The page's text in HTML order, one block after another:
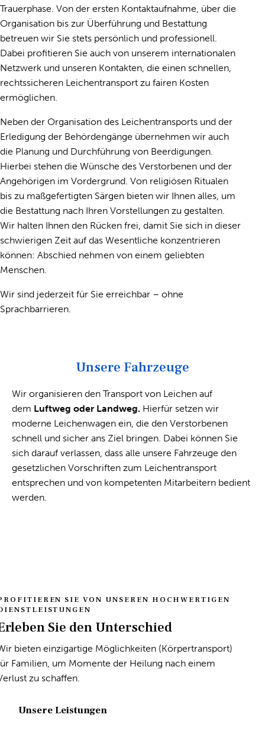
Trauerphase. Von der ersten Kontaktaufnahme, über die
Organisation bis zur Überführung und Bestattung
betreuen wir Sie stets persönlich und professionell.
Dabei profitieren Sie auch von unserem internationalen
Netzwerk und unseren Kontakten, die einen schnellen,
rechtssicheren Leichentransport zu fairen Kosten
ermöglichen.
Neben der Organisation des Leichentransports und der
Erledigung der Behördengänge übernehmen wir auch
die Planung und Durchführung von Beerdigungen.
Hierbei stehen die Wünsche des Verstorbenen und der
Angehörigen im Vordergrund. Von religiösen Ritualen
bis zu maßgefertigten Särgen bieten wir Ihnen alles, um
die Bestattung nach Ihren Vorstellungen zu gestalten.
Wir halten Ihnen den Rücken frei, damit Sie sich in dieser
schwierigen Zeit auf das Wesentliche konzentrieren
können: Abschied nehmen von einem geliebten
Menschen.
Wir sind jederzeit für Sie erreichbar – ohne
Sprachbarrieren.
Unsere Fahrzeuge
Wir organisieren den Transport von Leichen auf
dem Luftweg oder Landweg. Hierfür setzen wir
moderne Leichenwagen ein, die den Verstorbenen
schnell und sicher ans Ziel bringen. Dabei können Sie
sich darauf verlassen, dass alle unsere Fahrzeuge den
gesetzlichen Vorschriften zum Leichentransport
entsprechen und von kompetenten Mitarbeitern bedient
werden.
SIE VON UNSEREN HOCHWERTIGEN
Sie den Unterschied
bieten einzigartige Möglichkeiten (Körpertransport)
Familien, um Momente der Heilung nach einem
zu schaffen.
Unsere Leistungen